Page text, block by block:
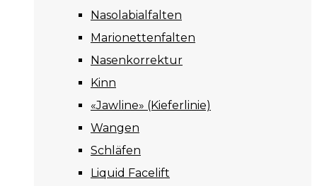
Nasolabialfalten
Marionettenfalten
Nasenkorrektur
Kinn
«Jawline» (Kieferlinie)
Wangen
Schläfen
Liquid Facelift